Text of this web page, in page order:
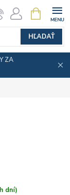
HĽADAŤ
KOŠÍK
ZA
dní)